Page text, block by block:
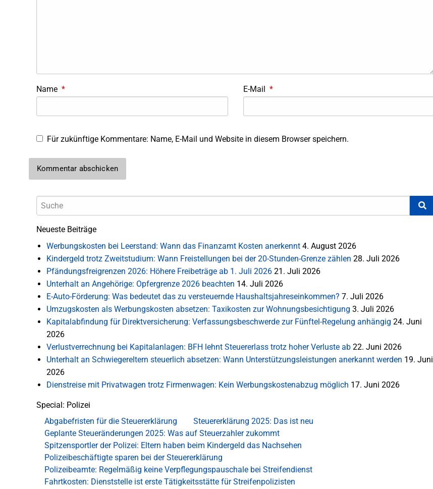
Name * E-Mail *
Für zukünftige Kommentare: Name, E-Mail und Website in diesem Browser speichern.
Neueste Beiträge
Werbungskosten bei Leerstand: Wann das Finanzamt Kosten anerkennt 4. August 2026
Kindergeld trotz Zweitstudium: Wann Freistellungen bei der 20-Stunden-Grenze zählen 28. Juli 2026
Pfändungsfreigrenzen 2026: Höhere Freibeträge ab 1. Juli 2026 21. Juli 2026
Unterhalt an Angehörige: Opfergrenze 2026 beachten 14. Juli 2026
E-Auto-Förderung: Was bedeutet das zu versteuernde Haushaltsjahreseinkommen? 7. Juli 2026
Umzugskosten als Werbungskosten absetzen: Taxikosten zur Wohnungsbesichtigung 3. Juli 2026
Kapitalabfindung für Direktversicherung: Verfassungsbeschwerde zur Fünftel-Regelung anhängig 24. Juni
2026
Verlustverrechnung bei Kapitalanlagen: BFH lehnt Steuererlass trotz hoher Verluste ab 22. Juni 2026
Unterhalt an Schwiegereltern steuerlich absetzen: Wann Unterstützungsleistungen anerkannt werden 19. Juni
2026
Dienstreise mit Privatwagen trotz Firmenwagen: Kein Werbungskostenabzug möglich 17. Juni 2026
Special: Polizei
Abgabefristen für die Steuererklärung
Steuererklärung 2025: Das ist neu
Geplante Steueränderungen 2025: Was auf Steuerzahler zukommt
Spitzensportler der Polizei: Eltern haben beim Kindergeld das Nachsehen
Polizeibeschäftigte sparen bei der Steuererklärung
Polizeibeamte: Regelmäßig keine Verpflegungspauschale bei Streifendienst
Fahrtkosten: Dienststelle ist erste Tätigkeitsstätte für Streifenpolizisten